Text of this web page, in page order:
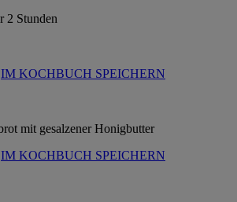
2 Stunden
IM KOCHBUCH SPEICHERN
IM KOCHBUCH SPEICHERN